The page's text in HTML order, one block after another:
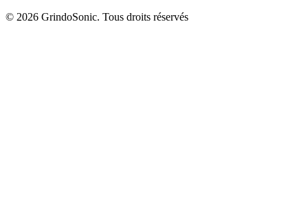
© 2026 GrindoSonic. Tous droits réservés